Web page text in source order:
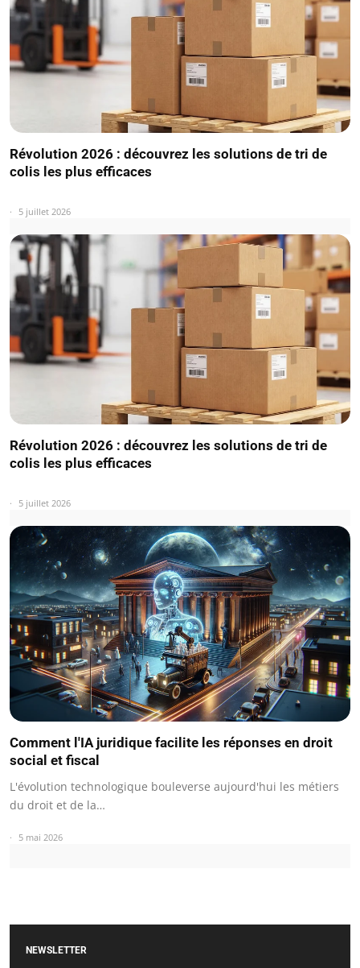
Révolution 2026 : découvrez les solutions de tri de
colis les plus efficaces
5 juillet 2026
Révolution 2026 : découvrez les solutions de tri de
colis les plus efficaces
5 juillet 2026
Comment l'IA juridique facilite les réponses en droit
social et fiscal
L'évolution technologique bouleverse aujourd'hui les métiers
du droit et de la…
5 mai 2026
NEWSLETTER